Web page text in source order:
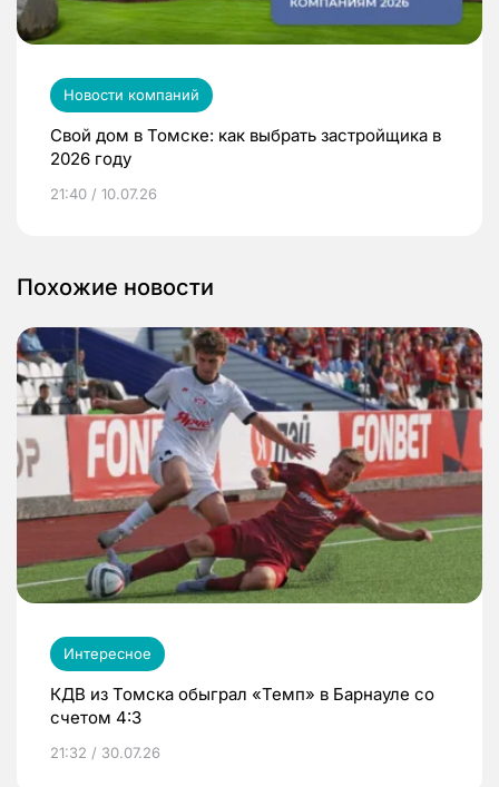
Новости компаний
Свой дом в Томске: как выбрать застройщика в
2026 году
21:40 / 10.07.26
Похожие новости
Интересное
КДВ из Томска обыграл «Темп» в Барнауле со
счетом 4:3
21:32 / 30.07.26